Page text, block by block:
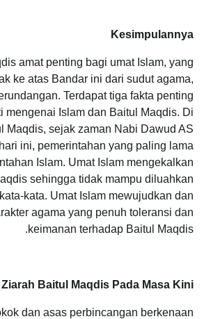
Kesimpulannya
amat penting bagi umat Islam, yang
ke atas Bandar ini dari sudut agama,
Terdapat tiga fakta penting
mengenai Islam dan Baitul Maqdis. Di
Maqdis, sejak zaman Nabi Dawud AS
ini, pemerintahan yang paling lama
Islam. Umat Islam mengekalkan
sehingga tidak mampu diluahkan
kata. Umat Islam mewujudkan dan
agama yang penuh toleransi dan
keimanan terhadap Baitul Maqdis.
Baitul Maqdis Pada Masa Kini
dan asas perbincangan berkenaan